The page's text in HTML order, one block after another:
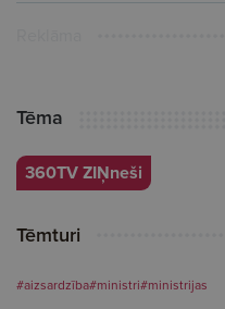
Tēma
360TV ZIŅneši
Tēmturi
#aizsardzība#ministri#ministrijas